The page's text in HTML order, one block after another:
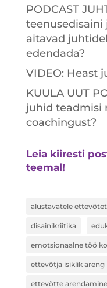
PODCAST
teenusedisaini
aitavad
edendada?
VIDEO: Heast
KUULA UUT
juhid teadmisi
coachingust?
Leia kiiresti
teemal!
alustavatele
disainikriitika
emotsionaalne töö
ettevõtja isiklik areng
ettevõtte arendamine